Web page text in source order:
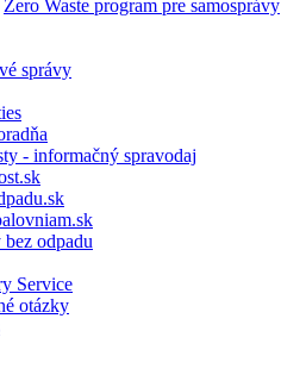
Zero Waste program pre samosprávy
správy
- informačný spravodaj
bez odpadu
Service
otázky